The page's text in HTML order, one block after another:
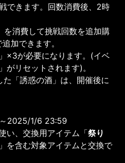
できます。回数消費後、2時
を消費して挑戦回数を追加購
加できます。
×3が必要になります。(イベ
がリセットされます)。
「誘惑の酒」は、開催後に
2025/1/6 23:59
い、交換用アイテム「祭り
を含む対象アイテムと交換で